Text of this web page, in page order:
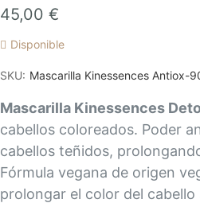
galería
imágenes
45,00 €
Disponible
SKU Mascarilla Kinessences Antiox-
Mascarilla Kinessences
cabellos coloreados. Poder
cabellos teñidos,
Fórmula vegana de origen
prolongar el color del